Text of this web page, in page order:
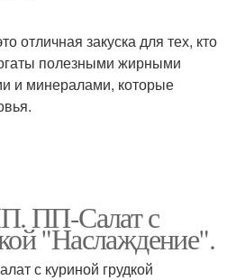
отличная закуска для тех, кто
полезными жирными
и минералами, которые
ПП-Салат с
"Наслаждение".
с куриной грудкой